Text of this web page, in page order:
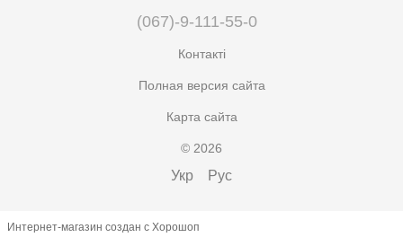
(067)-9-111-55-0
Контакті
Полная версия сайта
Карта сайта
© 2026
Укр Рус
Интернет-магазин создан с Хорошоп